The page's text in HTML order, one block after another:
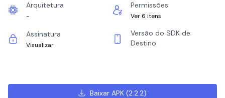
Arquitetura
-
Permissões
Ver 6 itens
Assinatura
Visualizar
Versão do SDK de
Destino
Baixar APK (2.2.2)